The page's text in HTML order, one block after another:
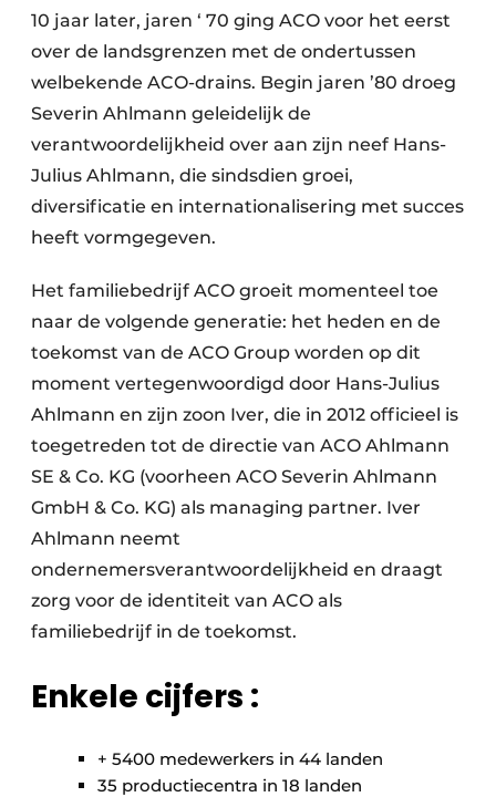
10 jaar later, jaren ‘ 70 ging ACO voor het eerst
over de landsgrenzen met de ondertussen
welbekende ACO-drains. Begin jaren ’80 droeg
Severin Ahlmann geleidelijk de
verantwoordelijkheid over aan zijn neef Hans-
Julius Ahlmann, die sindsdien groei,
diversificatie en internationalisering met succes
heeft vormgegeven.
Het familiebedrijf ACO groeit momenteel toe
naar de volgende generatie: het heden en de
toekomst van de ACO Group worden op dit
moment vertegenwoordigd door Hans-Julius
Ahlmann en zijn zoon Iver, die in 2012 officieel is
toegetreden tot de directie van ACO Ahlmann
SE & Co. KG (voorheen ACO Severin Ahlmann
GmbH & Co. KG) als managing partner. Iver
Ahlmann neemt
ondernemersverantwoordelijkheid en draagt
zorg voor de identiteit van ACO als
familiebedrijf in de toekomst.
Enkele cijfers :
+ 5400 medewerkers in 44 landen
35 productiecentra in 18 landen